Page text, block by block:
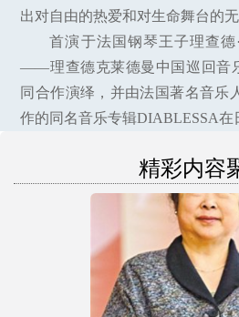
出对自由的热爱和对生命舞台的无
首演于法国钢琴王子理查德
——理查德克莱德曼中国巡回音
同合作演绎，并由法国著名音乐
作的同名音乐专辑DIABLESSA在
精彩内容